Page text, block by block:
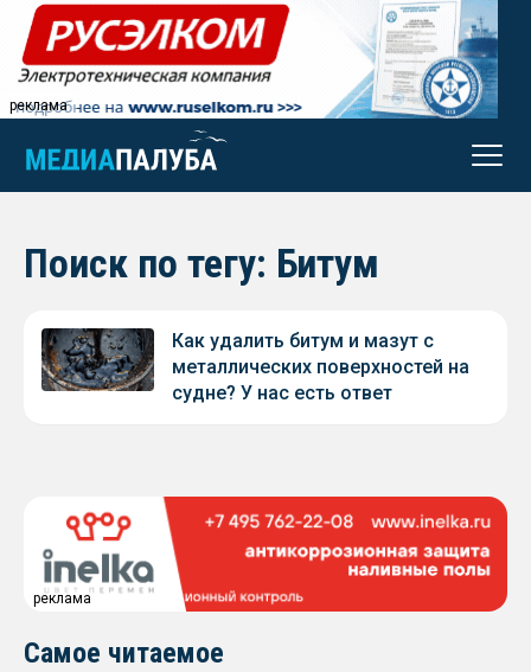
реклама
Поиск по тегу: Битум
Как удалить битум и мазут с
металлических поверхностей на
судне? У нас есть ответ
реклама
Самое читаемое